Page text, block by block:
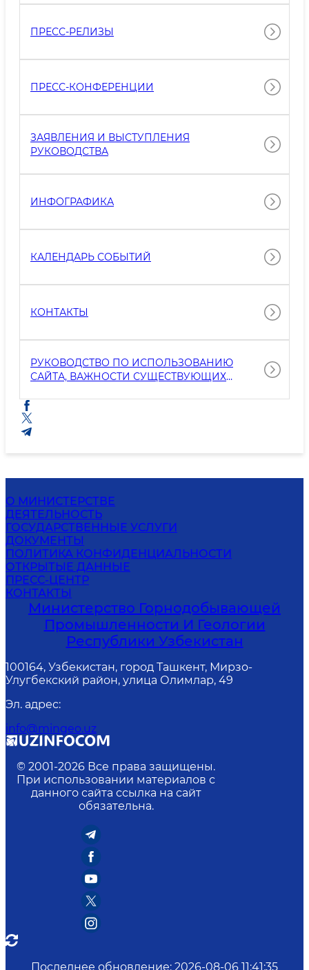
ПРЕСС-РЕЛИЗЫ
ПРЕСС-КОНФЕРЕНЦИИ
ЗАЯВЛЕНИЯ И ВЫСТУПЛЕНИЯ
РУКОВОДСТВА
ИНФОГРАФИКА
КАЛЕНДАРЬ СОБЫТИЙ
КОНТАКТЫ
РУКОВОДСТВО ПО ИСПОЛЬЗОВАНИЮ
САЙТА, ВАЖНОСТИ СУЩЕСТВУЮЩИХ
О МИНИСТЕРСТВЕ
ДЕЯТЕЛЬНОСТЬ
ГОСУДАРСТВЕННЫЕ УСЛУГИ
ДОКУМЕНТЫ
ПОЛИТИКА КОНФИДЕНЦИАЛЬНОСТИ
ОТКРЫТЫЕ ДАННЫЕ
ПРЕСС-ЦЕНТР
КОНТАКТЫ
Министерство Горнодобывающей
Промышленности И Геологии
Республики Узбекистан
100164, Узбекистан, город Ташкент, Мирзо-
Улугбекский район, улица Олимлар, 49
Эл. адрес:
info@mingeo.uz
© 2001-2026 Все права защищены.
При использовании материалов с
данного сайта ссылка на сайт
обязательна.
Последнее обновление: 2026-08-06 11:41:35